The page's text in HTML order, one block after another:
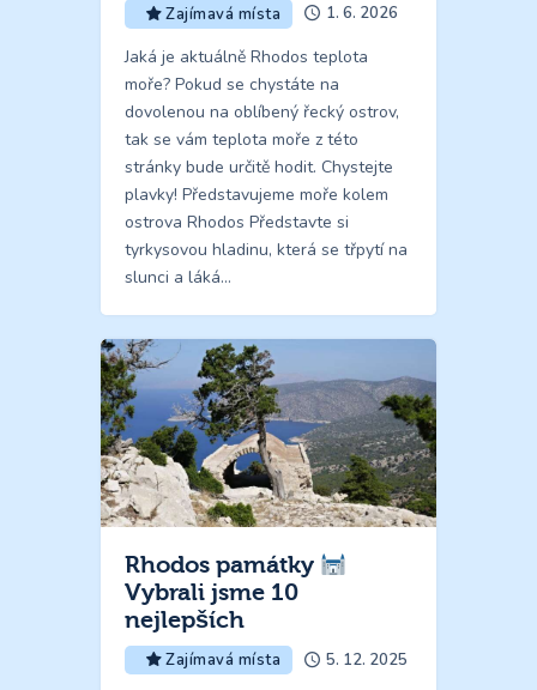
Zajímavá místa 1. 6. 2026
Jaká je aktuálně Rhodos teplota
moře? Pokud se chystáte na
dovolenou na oblíbený řecký ostrov,
tak se vám teplota moře z této
stránky bude určitě hodit. Chystejte
plavky! Představujeme moře kolem
ostrova Rhodos Představte si
tyrkysovou hladinu, která se třpytí na
slunci a láká…
Rhodos památky
Vybrali jsme 10
nejlepších
Zajímavá místa 5. 12. 2025